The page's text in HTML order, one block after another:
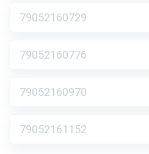
79052160729
79052160776
79052160970
79052161152